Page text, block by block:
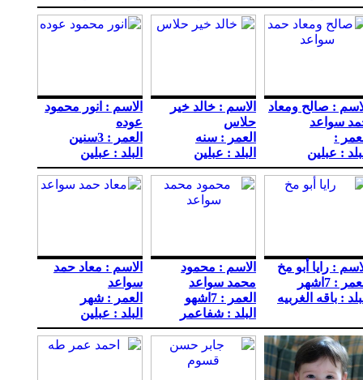
: صالح ومعاد
سواعد
:
: عبلين
الاسم : خالد خير
حلاس
العمر : سنه
البلد : عبلين
الاسم : انور محمود
عوده
العمر : 3سنين
البلد : عبلين
: رايا أبو مخ
: 7اشهر
: باقه الغربيه
الاسم : محمود
محمد سواعد
العمر : 7اشهو
البلد : شفاعمر
الاسم : معاد حمد
سواعد
العمر : شهر
البلد : عبلين